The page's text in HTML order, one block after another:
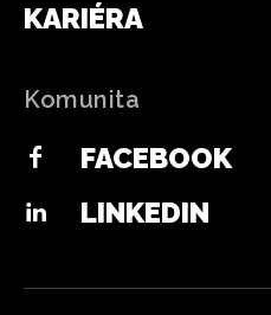
KARIÉRA
Komunita
FACEBOOK
LINKEDIN